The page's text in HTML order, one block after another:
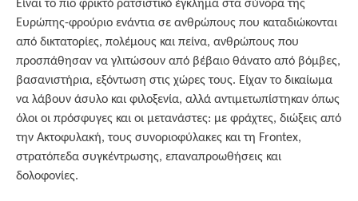
Είναι το πιο φρικτό ρατσιστικό έγκλημα στα σύνορα της
Ευρώπης-φρούριο ενάντια σε ανθρώπους που καταδιώκονται
από δικτατορίες, πολέμους και πείνα, ανθρώπους που
προσπάθησαν να γλιτώσουν από βέβαιο θάνατο από βόμβες,
βασανιστήρια, εξόντωση στις χώρες τους. Είχαν το δικαίωμα
να λάβουν άσυλο και φιλοξενία, αλλά αντιμετωπίστηκαν όπως
όλοι οι πρόσφυγες και οι μετανάστες: με φράχτες, διώξεις από
την Ακτοφυλακή, τους συνοριοφύλακες και τη Frontex,
στρατόπεδα συγκέντρωσης, επαναπροωθήσεις και
δολοφονίες.